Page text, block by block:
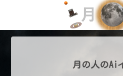
月の人のAi